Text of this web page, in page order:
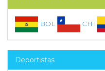
BOL CHI
Deportistas